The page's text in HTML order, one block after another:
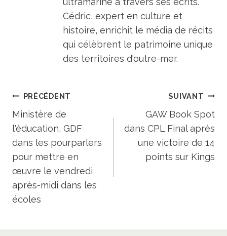
Cédric, expert en culture et
histoire, enrichit le média de récits
qui célèbrent le patrimoine unique
des territoires d'outre-mer.
Navigation
de
l’article
PRÉCÉDENT
Ministère de
l'éducation, GDF
dans les pourparlers
pour mettre en
œuvre le vendredi
après-midi dans les
écoles
SUIVANT
GAW Book Spot
dans CPL Final après
une victoire de 14
points sur Kings